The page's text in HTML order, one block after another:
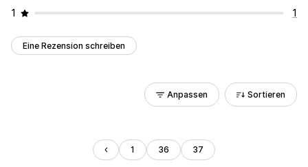
1
1
Eine Rezension schreiben
Anpassen Sortieren
1 36 37